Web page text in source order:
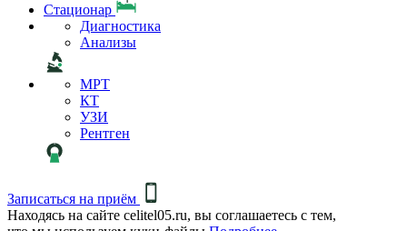
Стационар
Диагностика
Анализы
МРТ
КТ
УЗИ
Рентген
Записаться на приём
Находясь на сайте celitel05.ru, вы соглашаетесь с тем,